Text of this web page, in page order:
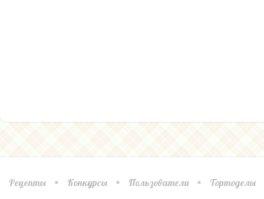
Рецепты Конкурсы Пользователи Тортоделы